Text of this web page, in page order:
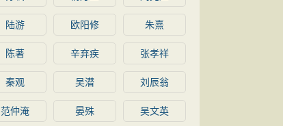
陆游 欧阳修 朱熹
陈著 辛弃疾 张孝祥
秦观 吴潜 刘辰翁
范仲淹 晏殊 吴文英